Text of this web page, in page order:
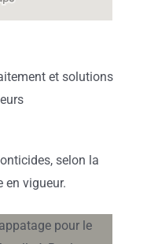
et solutions
selon la
en vigueur.